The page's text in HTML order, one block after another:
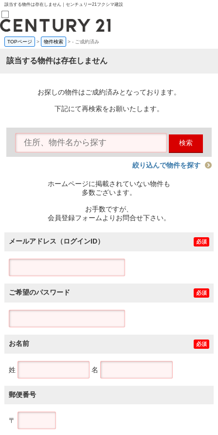
該当する物件は存在しません｜センチュリー21フクシマ建設
売買部
0120-800-844
賃貸部
会員メニュー
物件を探す
購入TOP
条件から探す
住宅ローン控除シミュレータ
TOPページ > 物件検索 >- ご成約済み
該当する物件は存在しません
お探しの物件はご成約済みとなっております。
下記にて再検索をお願いたします。
検索
絞り込んで物件を探す
ホームページに掲載されていない物件も
多数ございます。
お手数ですが、
会員登録フォームよりお問合せ下さい。
メールアドレス（ログインID） 必須
ご希望のパスワード 必須
お名前 必須
姓 名
郵便番号
〒